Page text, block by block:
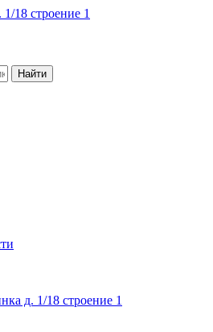
18 строение 1
Найти
д. 1/18 строение 1